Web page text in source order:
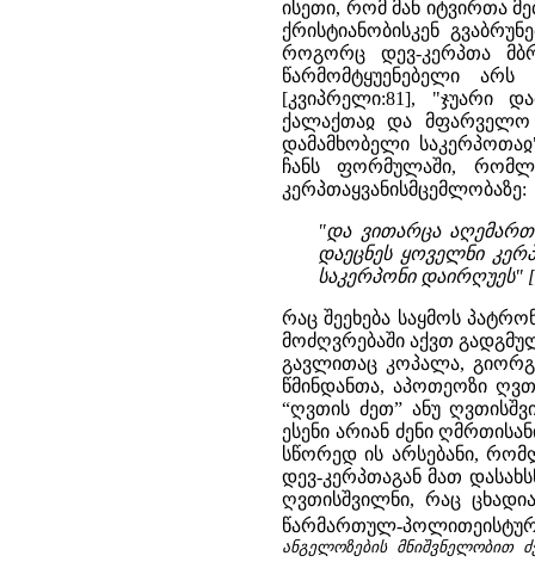
ისეთი, რომ მან იტვირთა
ქრისტიანობისკენ
როგორც დევ-კერპთა
წარმომტყუენებელი
[კვიპრელი:81], "ჯუარი
ქალაქთაჲ და მფარველო
დამამხობელი
ჩანს ფორმულაში,
კერპთაყვანისმცემლობაზე:
"და ვითარცა
დაეცნეს ყოველნი
საკერპონი დაირღუეს"
რაც შეეხება საყმოს
მოძღვრებაში აქვთ
გავლითაც კოპალა,
წმინდანთა, აპოთეოზი
“ღვთის ძეთ” ანუ
ესენი არიან ძენი
სწორედ ის არსებანი,
დევ-კერპთაგან მათ
ღვთისშვილნი, რაც
წარმართულ-
ანგელოზების მნიშვნელობით